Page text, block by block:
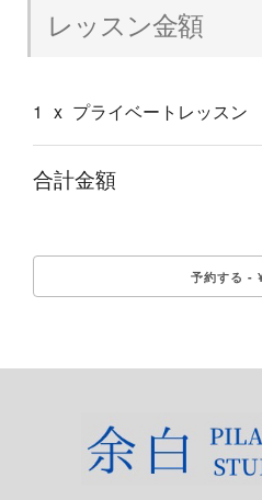
レッスン金額
1 x プライベートレッスン
合計金額